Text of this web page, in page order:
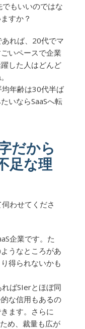
もいいのではな
すか？
あれば、20代でマ
いペースで企業
した人はどんど
均年齢は30代半ば
いならSaaSへ転
だから
足な理
わせてくださ
企業です。た
うなところがあ
得られないかも
ばSIerとほぼ同
な信用もあるの
ます。さらに
め、裁量も広が